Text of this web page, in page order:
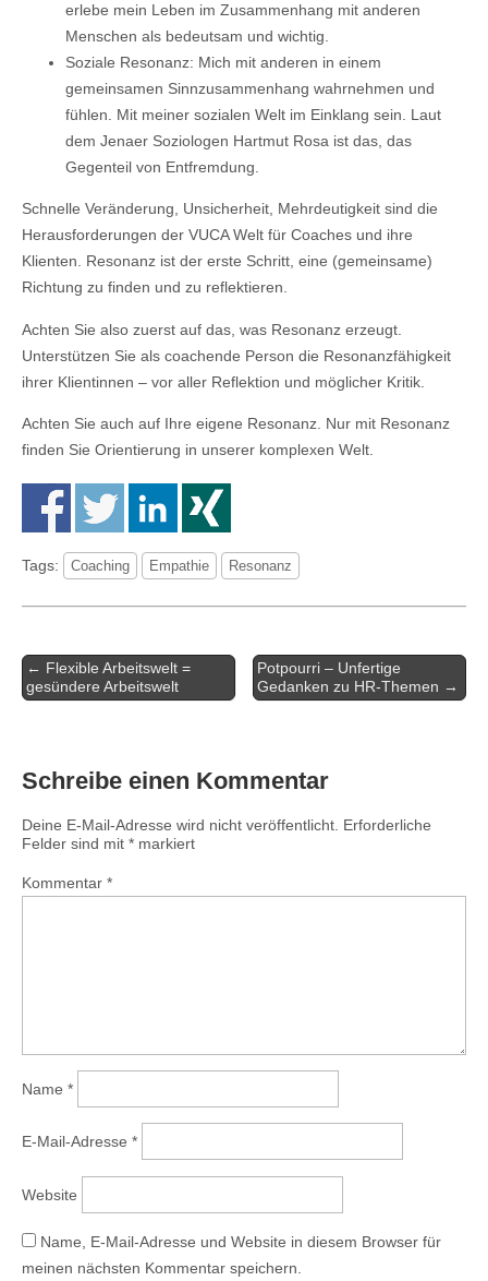
erlebe mein Leben im Zusammenhang mit anderen
Menschen als bedeutsam und wichtig.
Soziale Resonanz: Mich mit anderen in einem
gemeinsamen Sinnzusammenhang wahrnehmen und
fühlen. Mit meiner sozialen Welt im Einklang sein. Laut
dem Jenaer Soziologen Hartmut Rosa ist das, das
Gegenteil von Entfremdung.
Schnelle Veränderung, Unsicherheit, Mehrdeutigkeit sind die
Herausforderungen der VUCA Welt für Coaches und ihre
Klienten. Resonanz ist der erste Schritt, eine (gemeinsame)
Richtung zu finden und zu reflektieren.
Achten Sie also zuerst auf das, was Resonanz erzeugt.
Unterstützen Sie als coachende Person die Resonanzfähigkeit
ihrer Klientinnen – vor aller Reflektion und möglicher Kritik.
Achten Sie auch auf Ihre eigene Resonanz. Nur mit Resonanz
finden Sie Orientierung in unserer komplexen Welt.
Tags: Coaching Empathie Resonanz
Artikel-
Navigation
← Flexible Arbeitswelt =
gesündere Arbeitswelt
Potpourri – Unfertige
Gedanken zu HR-Themen →
Schreibe einen Kommentar
Deine E-Mail-Adresse wird nicht veröffentlicht. Erforderliche
Felder sind mit * markiert
Kommentar *
Name *
E-Mail-Adresse *
Website
Name, E-Mail-Adresse und Website in diesem Browser für
meinen nächsten Kommentar speichern.